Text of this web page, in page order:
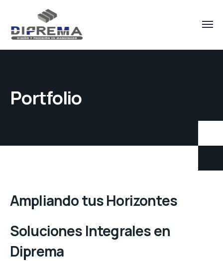
Portfolio
Ampliando tus Horizontes
Soluciones Integrales en
Diprema